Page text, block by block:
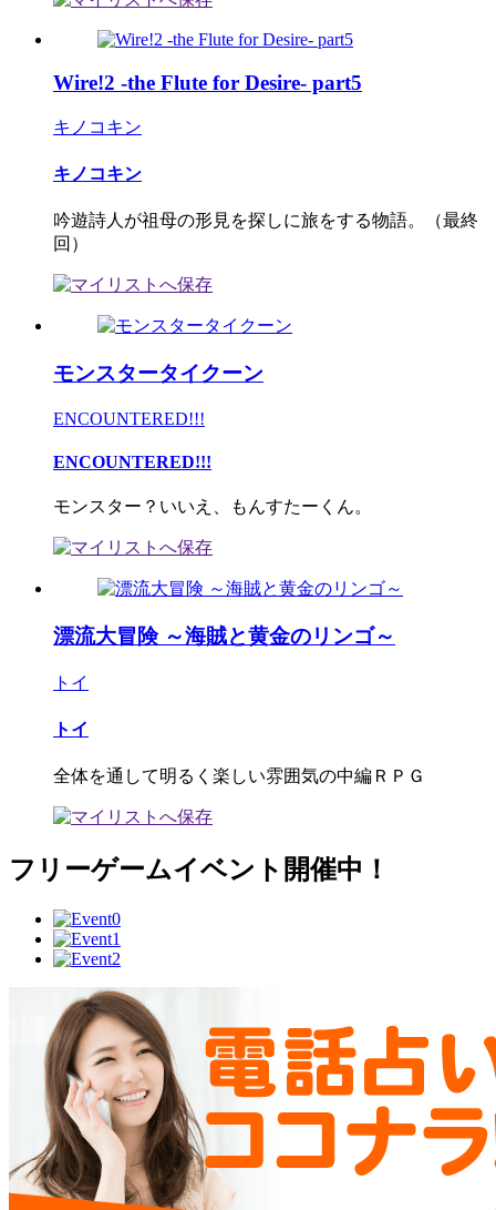
Wire!2 -the Flute for Desire- part5
キノコキン
キノコキン
吟遊詩人が祖母の形見を探しに旅をする物語。（最終
回）
モンスタータイクーン
ENCOUNTERED!!!
ENCOUNTERED!!!
モンスター？いいえ、もんすたーくん。
漂流大冒険 ～海賊と黄金のリンゴ～
トイ
トイ
全体を通して明るく楽しい雰囲気の中編ＲＰＧ
フリーゲームイベント開催中！